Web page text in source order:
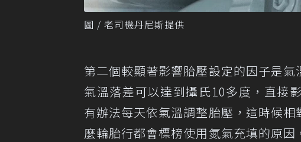
圖 / 老司機丹尼斯提供
第二個較顯著影響胎壓設定的因子是
氣溫落差可以達到攝氏10多度，直接
有辦法每天依氣溫調整胎壓，這時候
麼輪胎行都會標榜使用氮氣充填的原